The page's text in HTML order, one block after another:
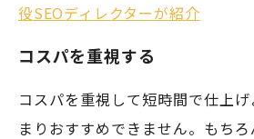
役SEOディレクターが紹介
コスパを重視する
コスパを重視して短時間で仕上
まりおすすめできません。もち